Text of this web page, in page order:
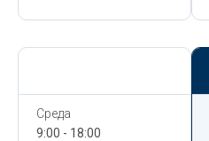
Среда
9:00 - 18:00